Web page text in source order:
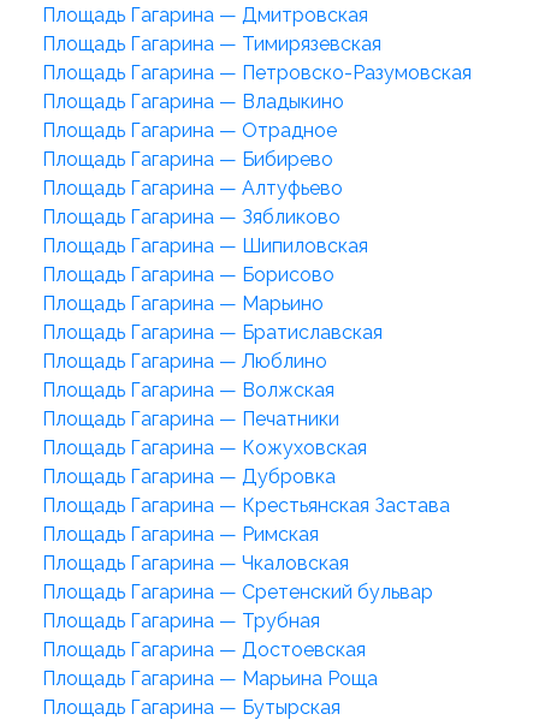
Площадь Гагарина — Дмитровская
Площадь Гагарина — Тимирязевская
Площадь Гагарина — Петровско-Разумовская
Площадь Гагарина — Владыкино
Площадь Гагарина — Отрадное
Площадь Гагарина — Бибирево
Площадь Гагарина — Алтуфьево
Площадь Гагарина — Зябликово
Площадь Гагарина — Шипиловская
Площадь Гагарина — Борисово
Площадь Гагарина — Марьино
Площадь Гагарина — Братиславская
Площадь Гагарина — Люблино
Площадь Гагарина — Волжская
Площадь Гагарина — Печатники
Площадь Гагарина — Кожуховская
Площадь Гагарина — Дубровка
Площадь Гагарина — Крестьянская Застава
Площадь Гагарина — Римская
Площадь Гагарина — Чкаловская
Площадь Гагарина — Сретенский бульвар
Площадь Гагарина — Трубная
Площадь Гагарина — Достоевская
Площадь Гагарина — Марьина Роща
Площадь Гагарина — Бутырская